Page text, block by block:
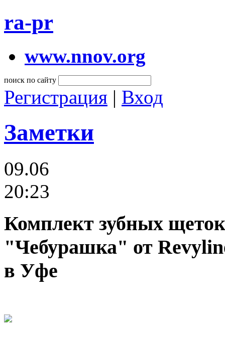
ra-pr
www.nnov.org
поиск по сайту
Регистрация | Вход
Заметки
09.06
20:23
Комплект зубных щеток
"Чебурашка" от
в Уфе